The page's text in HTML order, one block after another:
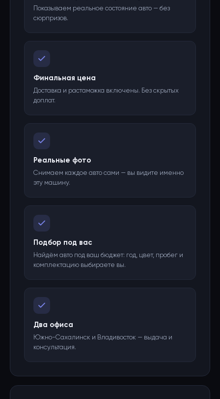
Показываем реальное состояние авто — без
сюрпризов.
Финальная цена
Доставка и растаможка включены. Без скрытых
доплат.
Реальные фото
Снимаем каждое авто сами — вы видите именно
эту машину.
Подбор под вас
Найдём авто под ваш бюджет: год, цвет, пробег и
комплектацию выбираете вы.
Два офиса
Южно-Сахалинск и Владивосток — выдача и
консультация.